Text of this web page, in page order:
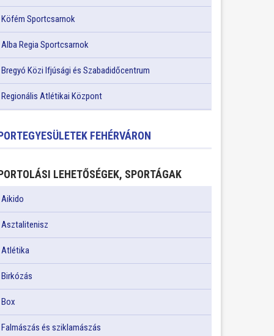
Köfém Sportcsarnok
Alba Regia Sportcsarnok
Bregyó Közi Ifjúsági és Szabadidőcentrum
Regionális Atlétikai Központ
FEHÉRVÁRON
LEHETŐSÉGEK, SPORTÁGAK
Aikido
Asztalitenisz
Atlétika
Birkózás
Box
Falmászás és sziklamászás